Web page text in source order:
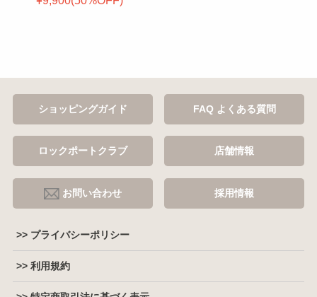
ショッピングガイド FAQ よくある質問
ロックポートクラブ 店舗情報
お問い合わせ 採用情報
>> プライバシーポリシー
>> 利用規約